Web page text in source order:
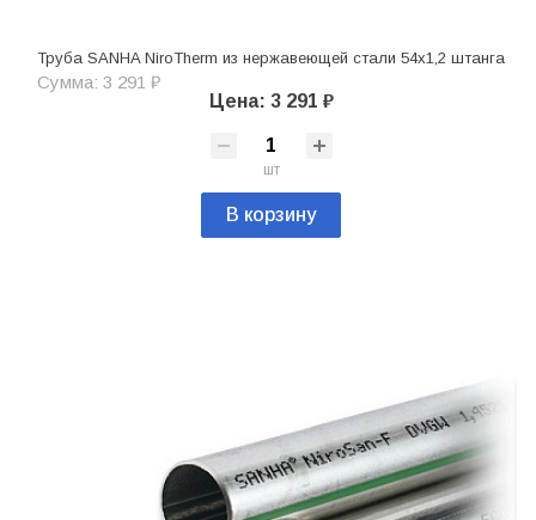
Труба SANHA NiroTherm из нержавеющей стали 54х1,2 штанга
Сумма: 3 291 ₽
Цена: 3 291 ₽
шт
В корзину